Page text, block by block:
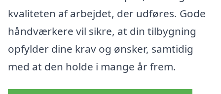
kvaliteten af arbejdet, der udføres. Gode
håndværkere vil sikre, at din tilbygning
opfylder dine krav og ønsker, samtidig
med at den holde i mange år frem.